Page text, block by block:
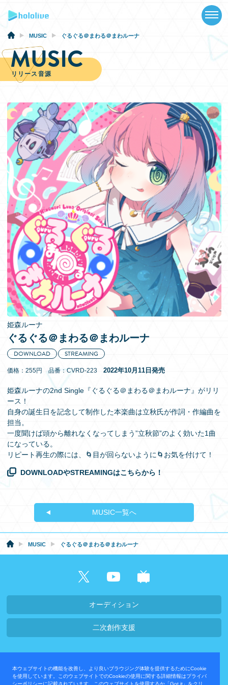
本ウェブサイトの機能を改善し、より良いブラウジング体験を提供するためにCookie
を使用しています。このウェブサイトでのCookieの使用に関する詳細情報はプライバ
NEWS
SCHEDULE
EVENTS
VIDEOS
MUSIC
GOODS
SPECIAL
EN
MUSIC ぐるぐる＠まわる＠まわルーナ
MUSIC
リリース音源
姫森ルーナ
ぐるぐる＠まわる＠まわルーナ
DOWNLOAD STREAMING
価格：255円 品番：CVRD-223 2022年10月11日発売
姫森ルーナの2nd Single『ぐるぐる＠まわる＠まわルーナ』がリリ
ース！
自身の誕生日を記念して制作した本楽曲は立秋氏が作詞・作編曲を
担当。
一度聞けば頭から離れなくなってしまう”立秋節”のよく効いた1曲
になっている。
リピート再生の際には、🌀目が回らないように🌀お気を付けて！
DOWNLOADやSTREAMINGはこちらから！
MUSIC一覧へ
MUSIC ぐるぐる＠まわる＠まわルーナ
オーディション
二次創作支援
プライバシーポリシー
お問い合わせ